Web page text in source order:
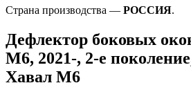
Страна производства — РОССИЯ.
Дефлектор боковых
M6, 2021-, 2-е
Хавал М6